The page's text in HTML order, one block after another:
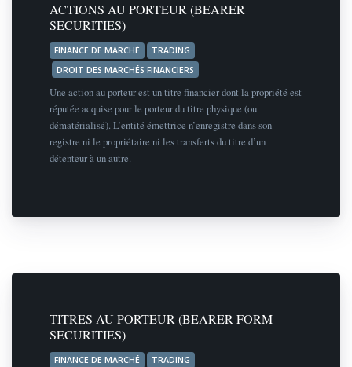
ACTIONS AU PORTEUR (BEARER
SECURITIES)
FINANCE DE MARCHÉ
TRADING
DROIT DES MARCHÉS FINANCIERS
Une action au porteur est un titre financier dont la propriété est
réputée acquise pour le porteur du titre physique (ou
dématérialisé). L’entité émettrice n’enregistre dans son
registre ni le propriétaire ni les transferts du titre d’un
détenteur à un autre.
TITRES AU PORTEUR (BEARER FORM
SECURITIES)
FINANCE DE MARCHÉ
TRADING